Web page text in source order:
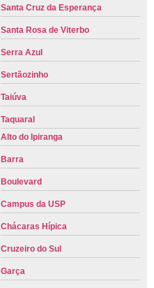
Santa Cruz da Esperança
Santa Rosa de Viterbo
Serra Azul
Sertãozinho
Taiúva
Taquaral
Alto do Ipiranga
Barra
Boulevard
Campus da USP
Chácaras Hípica
Cruzeiro do Sul
Garça